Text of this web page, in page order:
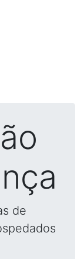
de